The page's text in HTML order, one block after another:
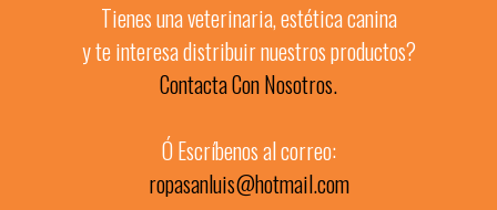
Tienes una veterinaria, estética canina
y te interesa distribuir nuestros productos?
Contacta Con Nosotros.
Ó Escríbenos al correo:
ropasanluis@hotmail.com